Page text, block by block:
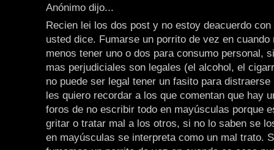
Anónimo dijo...
Recien lei los dos post y no estoy deacuerdo con
usted dice. Fumarse un porrito de vez en cuando
menos tener uno o dos para consumo personal,
mas perjudiciales son legales (el alcohol, el
no puede ser legal tener un fasito para distraerse
les quiero recordar a los que comentan que hay
foros de no escribir todo en mayúsculas porque
gritar o tratar mal a los otros, si no lo saben se
en mayúsculas se interpreta como un mal trato.